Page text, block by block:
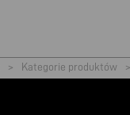
> Kategorie produktów >